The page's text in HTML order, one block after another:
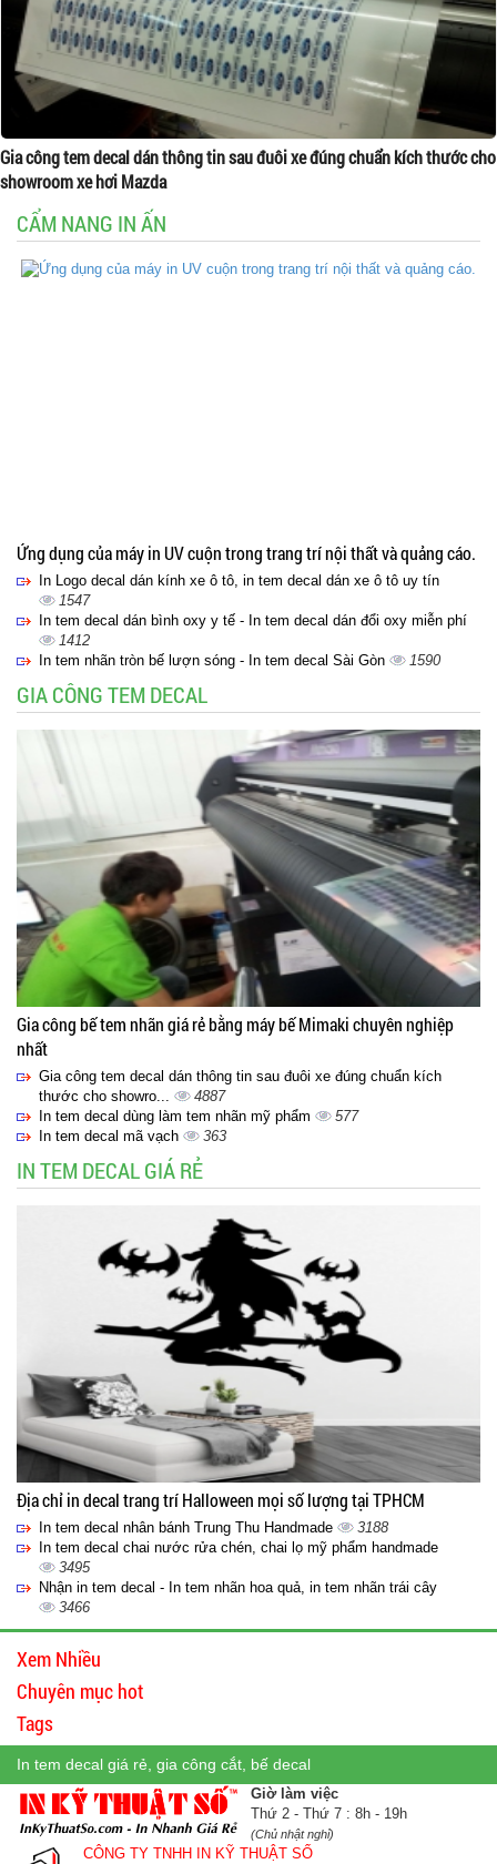
Gia công tem decal dán thông tin sau đuôi xe đúng chuẩn kích thước cho
showroom xe hơi Mazda
CẨM NANG IN ẤN
Ứng dụng của máy in UV cuộn trong trang trí nội thất và quảng cáo.
In Logo decal dán kính xe ô tô, in tem decal dán xe ô tô uy tín
1547
In tem decal dán bình oxy y tế - In tem decal dán đổi oxy miễn phí
1412
In tem nhãn tròn bế lượn sóng - In tem decal Sài Gòn
1590
GIA CÔNG TEM DECAL
Gia công bế tem nhãn giá rẻ bằng máy bế Mimaki chuyên nghiệp
nhất
Gia công tem decal dán thông tin sau đuôi xe đúng chuẩn kích
thước cho showro...
4887
In tem decal dùng làm tem nhãn mỹ phẩm
577
In tem decal mã vạch
363
IN TEM DECAL GIÁ RẺ
Địa chỉ in decal trang trí Halloween mọi số lượng tại TPHCM
In tem decal nhân bánh Trung Thu Handmade
3188
In tem decal chai nước rửa chén, chai lọ mỹ phẩm handmade
3495
Nhận in tem decal - In tem nhãn hoa quả, in tem nhãn trái cây
3466
Xem Nhiều
Chuyên mục hot
Tags
In tem decal giá rẻ, gia công cắt, bế decal
Giờ làm việc
Thứ 2 - Thứ 7 : 8h - 19h
(Chủ nhật nghỉ)
CÔNG TY TNHH IN KỸ THUẬT SỐ